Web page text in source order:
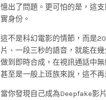
憶出了問題。更可怕的是，這
實身份。
這不是科幻電影的情節，而是
片、一段三秒的語音，就能在
做到即時合成，在視訊通話中
甚至是一般上班族來說，這不
當你發現自己成為Deepfake影